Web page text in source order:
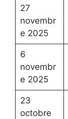
27
novembr
e 2025
6
novembr
e 2025
23
octobre